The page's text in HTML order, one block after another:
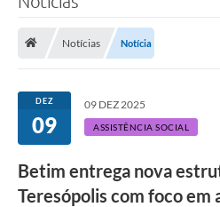
Notícias Notícia
DEZ
09
09 DEZ 2025
ASSISTÊNCIA SOCIAL
Betim entrega nova
Teresópolis com foco em